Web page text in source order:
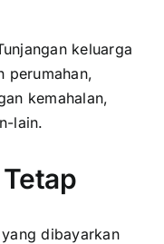
keluarga
perumahan,
kemahalan,
lain.
dibayarkan